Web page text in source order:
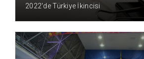
2022'de Türkiye İkincisi